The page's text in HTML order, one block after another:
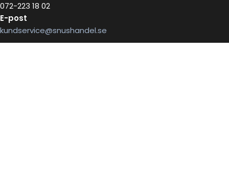
072-223 18 02
E-post
kundservice@snushandel.se